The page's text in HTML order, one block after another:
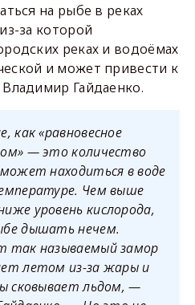
на рыбе в реках
за которой
реках и водоёмах
и может привести к
Гайдаенко.
как «равновесное
— это количество
находиться в воде
Чем выше
уровень кислорода,
дышать нечем.
так называемый замор
летом из-за жары и
сковывает льдом, —